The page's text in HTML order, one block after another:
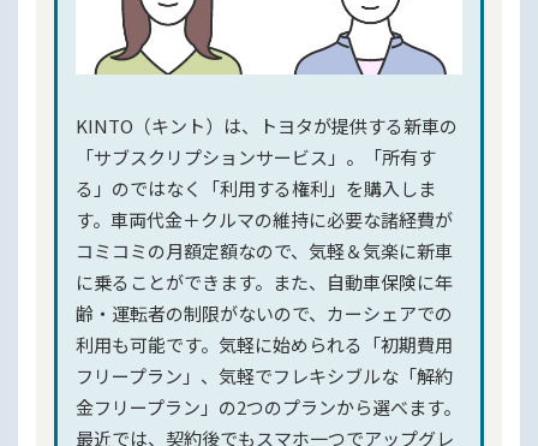
KINTO（キント）は、トヨタが提供する新車の
「サブスクリプションサービス」。「所有す
る」のではなく「利用する権利」を購入しま
す。車両代金＋クルマの維持に必要な諸経費が
コミコミの月額定額なので、気軽＆気楽に新車
に乗ることができます。また、自動車保険に年
齢・運転者の制限がないので、カーシェアでの
利用も可能です。気軽に始められる「初期費用
フリープラン」、気軽でフレキシブルな「解約
金フリープラン」の2つのプランから選べます。
最近では、契約後でもスマホ一つでアップグレ